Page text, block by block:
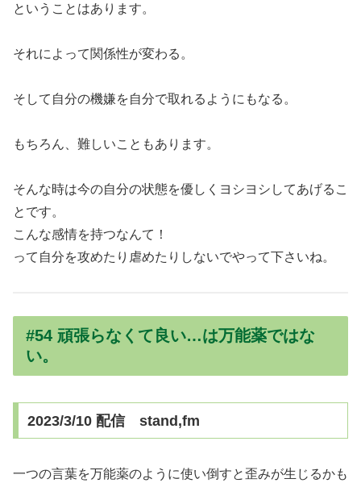
ということはあります。
それによって関係性が変わる。
そして自分の機嫌を自分で取れるようにもなる。
もちろん、難しいこともあります。
そんな時は今の自分の状態を優しくヨシヨシしてあげるこ
とです。
こんな感情を持つなんて！
って自分を攻めたり虐めたりしないでやって下さいね。
#54 頑張らなくて良い…は万能薬ではな
い。
2023/3/10 配信 stand,fm
一つの言葉を万能薬のように使い倒すと歪みが生じるかも